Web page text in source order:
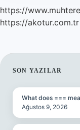
https://
https://akotur.com.tr
SON YAZILAR
What does ===
Ağustos 9, 2026